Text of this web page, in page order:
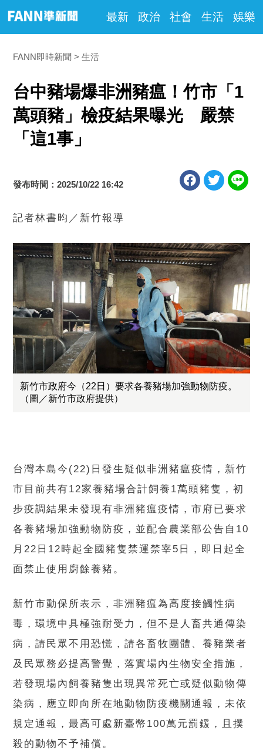
最新 政治 社會 生活 娛樂
FANN即時新聞 生活
台中豬場爆非洲豬瘟！竹市「1
萬頭豬」檢疫結果曝光 嚴禁
「這1事」
發布時間：2025/10/22 16:42
記者林書昀／新竹報導
新竹市政府今（22日）要求各養豬場加強動物防疫。
（圖／新竹市政府提供）
台灣本島今(22)日發生疑似非洲豬瘟疫情，新竹
市目前共有12家養豬場合計飼養1萬頭豬隻，初
步疫調結果未發現有非洲豬瘟疫情，市府已要求
各養豬場加強動物防疫，並配合農業部公告自10
月22日12時起全國豬隻禁運禁宰5日，即日起全
面禁止使用廚餘養豬。
新竹市動保所表示，非洲豬瘟為高度接觸性病
毒，環境中具極強耐受力，但不是人畜共通傳染
病，請民眾不用恐慌，請各畜牧團體、養豬業者
及民眾務必提高警覺，落實場內生物安全措施，
若發現場內飼養豬隻出現異常死亡或疑似動物傳
染病，應立即向所在地動物防疫機關通報，未依
規定通報，最高可處新臺幣100萬元罰鍰，且撲
殺的動物不予補償。